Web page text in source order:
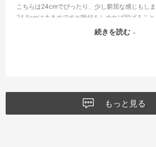
こちらは24cmでぴったり、少し窮屈な感じもしま
24.5cmは大きめですが靴紐をしめれば脱げること
すっきりした形なのでサイズの割にほっそり見え
続きを読む
もっと見る